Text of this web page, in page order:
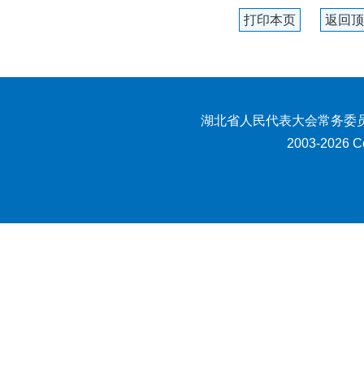
打印本页 返回
湖北省人民代表大会常务委
2003-2026